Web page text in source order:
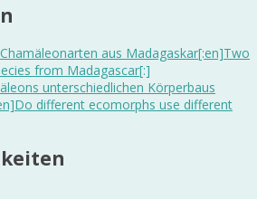
aus Madagaskar[:en]Two
from Madagascar[:]
unterschiedlichen Körperbaus
different ecomorphs use different